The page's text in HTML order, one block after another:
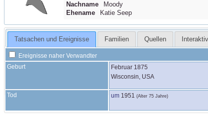
Nachname
Moody
Ehename
Katie Seep
Tatsachen und Ereignisse Familien Quellen
Ereignisse naher Verwandter
Geburt
Februar 1875
Wisconsin, USA
Tod um 1951 (Alter 75 Jahre)